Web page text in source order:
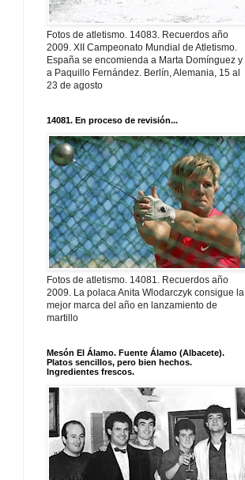
Fotos de atletismo. 14083. Recuerdos año
2009. XII Campeonato Mundial de Atletismo.
España se encomienda a Marta Domínguez y
a Paquillo Fernández. Berlín, Alemania, 15 al
23 de agosto
14081. En proceso de revisión...
Fotos de atletismo. 14081. Recuerdos año
2009. La polaca Anita Wlodarczyk consigue la
mejor marca del año en lanzamiento de
martillo
Mesón El Álamo. Fuente Álamo (Albacete).
Platos sencillos, pero bien hechos.
Ingredientes frescos.